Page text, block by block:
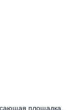
площадка,